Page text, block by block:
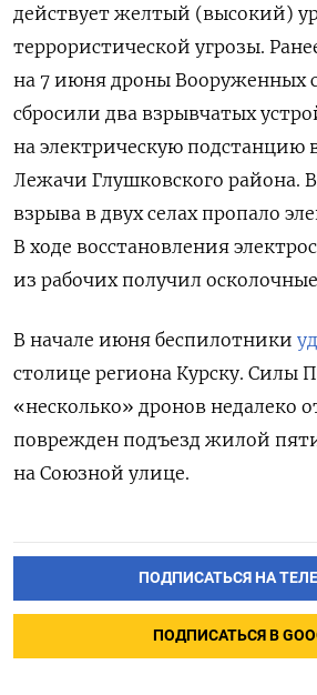
действует желтый (высокий)
террористической угрозы.
на 7 июня дроны Вооруженных
сбросили два взрывчатых
на электрическую подстанцию
Лежачи Глушковского района. В
взрыва в двух селах пропало
В ходе восстановления
из рабочих получил
В начале июня беспилотники
столице региона Курску. Силы
«несколько» дронов недалеко
поврежден подъезд жилой
на Союзной улице.
ПОДПИСАТЬСЯ НА
ПОДПИСАТЬСЯ В